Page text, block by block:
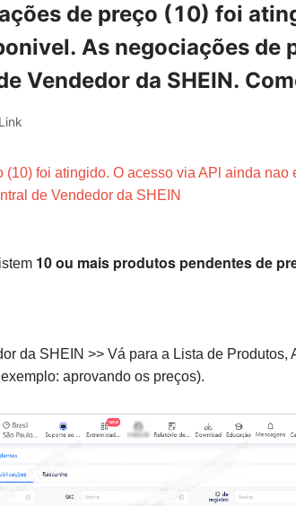
de preço (10) foi
As negociações de
Vendedor da SHEIN.
foi atingido. O acesso via APl ainda
de Vendedor da SHEIN
10 ou mais produtos pendentes de
da SHEIN >> Vá para a Lista de Produtos,
aprovando os preços).